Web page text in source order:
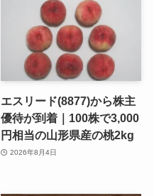
エスリード(8877)から株主
優待が到着｜100株で3,000
円相当の山形県産の桃2kg
2026年8月4日